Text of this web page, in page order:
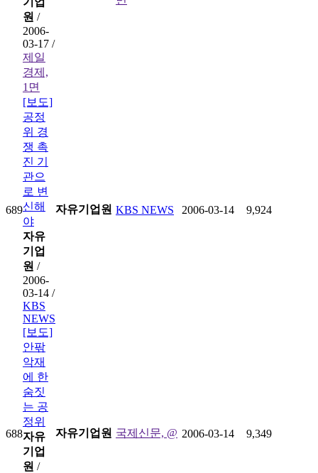
원 /
2006-
03-17 /
제일
경제,
1면
689
[보도]
공정
위 경
쟁 촉
진 기
관으
로 변
신해
야
자유
기업
원 /
2006-
03-14 /
KBS
NEWS
자유기업원 KBS NEWS 2006-03-14 9,924
688
[보도]
안팎
악재
에 한
숨짓
는 공
정위
자유
기업
원 /
자유기업원 국제신문, @ 2006-03-14 9,349